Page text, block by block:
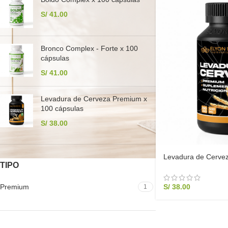
S/ 41.00
Bronco Complex - Forte x 100
cápsulas
S/ 41.00
Levadura de Cerveza Premium x
100 cápsulas
S/ 38.00
TIPO
Premium 1
Levadura de
S/38.00